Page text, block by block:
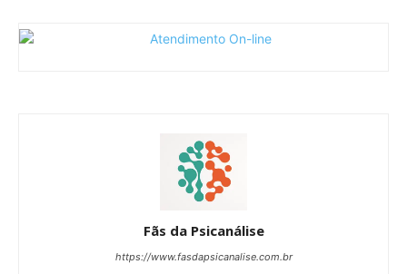
Fãs da Psicanálise
https://www.fasdapsicanalise.com.br